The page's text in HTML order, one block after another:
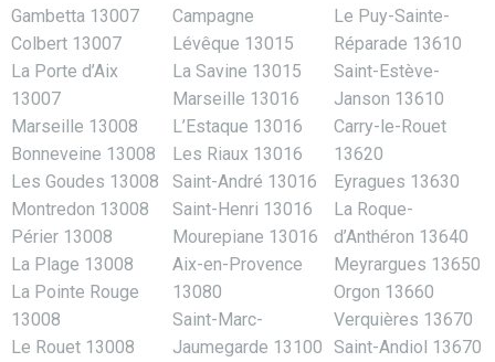
Gambetta 13007
Colbert 13007
La Porte d’Aix
13007
Marseille 13008
Bonneveine 13008
Les Goudes 13008
Montredon 13008
Périer 13008
La Plage 13008
La Pointe Rouge
13008
Le Rouet 13008
Campagne
Lévêque 13015
La Savine 13015
Marseille 13016
L’Estaque 13016
Les Riaux 13016
Saint-André 13016
Saint-Henri 13016
Mourepiane 13016
Aix-en-Provence
13080
Saint-Marc-
Jaumegarde 13100
Le Puy-Sainte-
Réparade 13610
Saint-Estève-
Janson 13610
Carry-le-Rouet
13620
Eyragues 13630
La Roque-
d’Anthéron 13640
Meyrargues 13650
Orgon 13660
Verquières 13670
Saint-Andiol 13670